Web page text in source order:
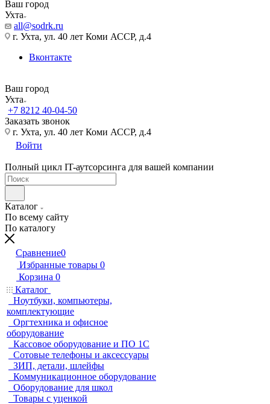
Ваш город
Ухта
all@sodrk.ru
г. Ухта, ул. 40 лет Коми АССР, д.4
Вконтакте
Ваш город
Ухта
+7 8212 40-04-50
Заказать звонок
г. Ухта, ул. 40 лет Коми АССР, д.4
Войти
Полный цикл IT-аутсорсинга для вашей компании
Каталог
По всему сайту
По каталогу
Сравнение0
Избранные товары 0
Корзина 0
Каталог
Ноутбуки, компьютеры,
комплектующие
Оргтехника и офисное
оборудование
Кассовое оборудование и ПО 1С
Сотовые телефоны и аксессуары
ЗИП, детали, шлейфы
Коммуникационное оборудование
Оборудование для школ
Товары с уценкой